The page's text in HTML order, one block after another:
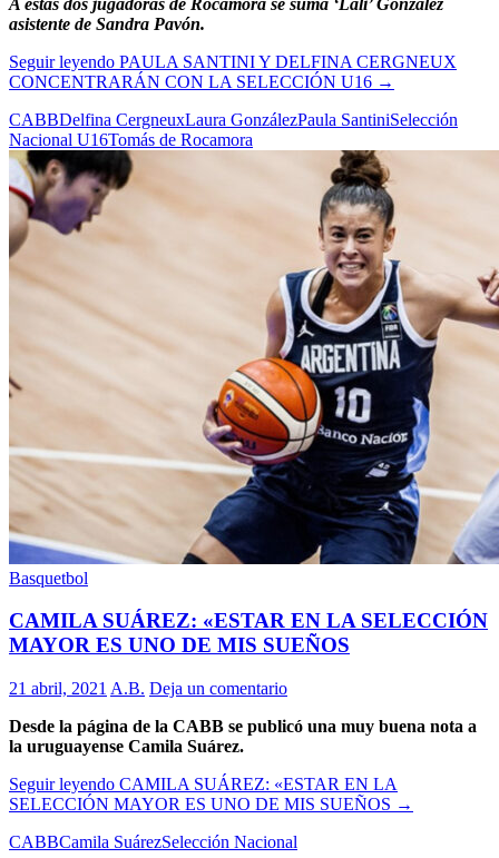
asistente de Sandra Pavón.
Seguir leyendo PAULA SANTINI Y DELFINA CERGNEUX
CONCENTRARÁN CON LA SELECCIÓN U16 →
CABBDelfina CergneuxLaura GonzálezPaula SantiniSelección
Nacional U16Tomás de Rocamora
Basquetbol
CAMILA SUÁREZ: «ESTAR EN LA SELECCIÓN
MAYOR ES UNO DE MIS SUEÑOS
21 abril, 2021 A.B. Deja un comentario
Desde la página de la CABB se publicó una muy buena nota a
la uruguayense Camila Suárez.
Seguir leyendo CAMILA SUÁREZ: «ESTAR EN LA
SELECCIÓN MAYOR ES UNO DE MIS SUEÑOS →
CABBCamila SuárezSelección Nacional